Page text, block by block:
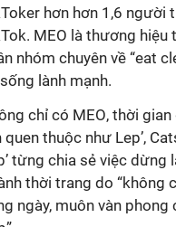
hơn hơn 1,6 người
MEO là thương hiệu
nhóm chuyên về “eat
lành mạnh.
chỉ có MEO, thời
quen thuộc như Lep’,
từng chia sẻ việc dừng
thời trang do “không
ngày, muôn vàn